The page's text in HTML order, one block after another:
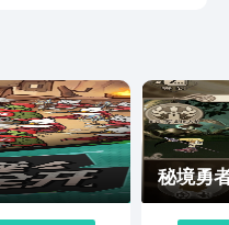
开始之前做好充分的准
黑白冒险之旅。
秘境勇